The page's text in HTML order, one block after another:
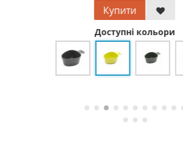
Купити
Доступні кольори